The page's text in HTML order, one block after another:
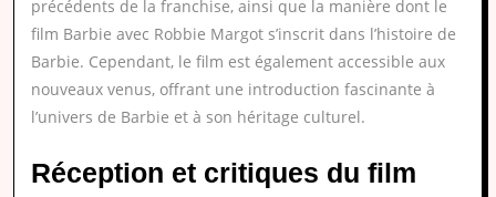
précédents de la franchise, ainsi que la manière dont le
film Barbie avec Robbie Margot s’inscrit dans l’histoire de
Barbie. Cependant, le film est également accessible aux
nouveaux venus, offrant une introduction fascinante à
l’univers de Barbie et à son héritage culturel.
Réception et critiques du film